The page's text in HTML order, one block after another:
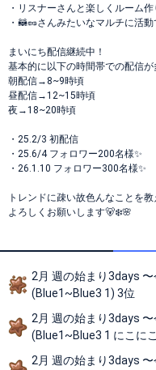
・リスナーさんと楽しくルーム作
・🦝🥜さんみたいなマルチに活
まいにち配信継続中！
基本的に以下の時間帯での配信が
朝配信→8~9時頃
昼配信→12~15時頃
夜→18~20時頃
・25.2/3 初配信
・25.6/4 フォロワー200名様✨
・26.1.10 フォロワー300名様✨️
トレンドに疎い故色んなことを教
よろしくお願いします🐻‍❄️🌸
2月 週の始まり3days
(Blue1~Blue3 1) 3位
2月 週の始まり3days
(Blue1~Blue3 1 にこに
2月 週の始まり3days